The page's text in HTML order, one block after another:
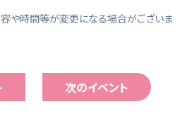
容や時間等が変更になる場合がございま
次のイベント